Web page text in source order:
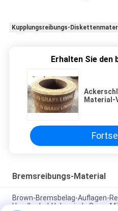
Kupplungsreibungs-
Erhalten Sie den
Material-
Bremsreibungs-Material
Brown-Bremsbelag-Auflagen-
Handkurbel-Hebewinde Sugar